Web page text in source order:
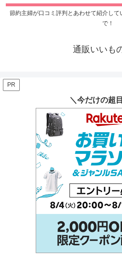
節約主婦が口コミ評判とあわせて紹介して
で！
通販いいも
PR
＼今だけの超